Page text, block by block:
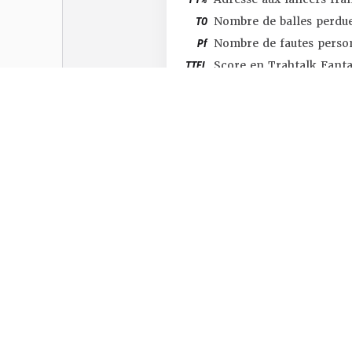
TO Nombre de balles
Pf Nombre de fautes
TTFL Score en Trahtalk